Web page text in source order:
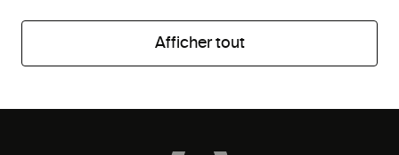
Afficher tout